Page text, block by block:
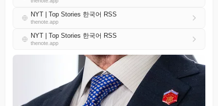
NYT | Top Stories 한국어 RSS
thenote.app
NYT | Top Stories 한국어 RSS
thenote.app